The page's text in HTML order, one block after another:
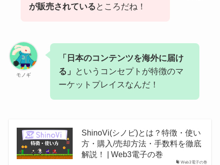
が販売されている ところだね！
モノギ
「日本のコンテンツを海外に届け
る」
というコンセプトが特徴のマ
ーケットプレイスなんだ！
Web3電子の巻
ShinoVi(シノビ)とは？特徴・使い
方・購入/売却方法・手数料を徹底
解説！ | Web3電子の巻